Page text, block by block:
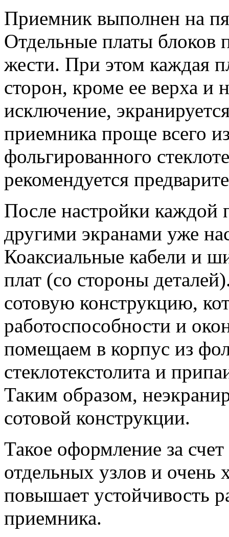
Приемник выполнен на
Отдельные платы
жести. При этом каждая
сторон, кроме ее верха и
исключение,
приемника проще всего
фольгированного
рекомендуется
После настройки каждой
другими экранами уже
Коаксиальные кабели и
плат (со стороны
сотовую конструкцию,
работоспособности и
помещаем в корпус из
стеклотекстолита и
Таким образом,
сотовой конструкции.
Такое оформление за
отдельных узлов и очень
повышает устойчивость
приемника.